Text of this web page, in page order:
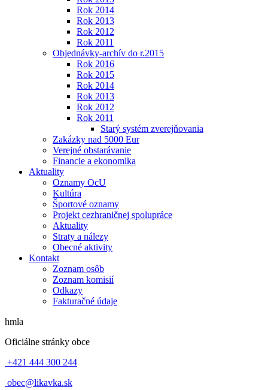
Rok 2014
Rok 2013
Rok 2012
Rok 2011
Objednávky-archív do r.2015
Rok 2016
Rok 2015
Rok 2014
Rok 2013
Rok 2012
Rok 2011
Starý systém zverejňovania
Zakázky nad 5000 Eur
Verejné obstarávanie
Financie a ekonomika
Aktuality
Oznamy OcU
Kultúra
Športové oznamy
Projekt cezhraničnej spolupráce
Aktuality
Straty a nálezy
Obecné aktivity
Kontakt
Zoznam osôb
Zoznam komisií
Odkazy
Fakturačné údaje
hmla
Oficiálne stránky obce
+421 444 300 244
obec@likavka.sk